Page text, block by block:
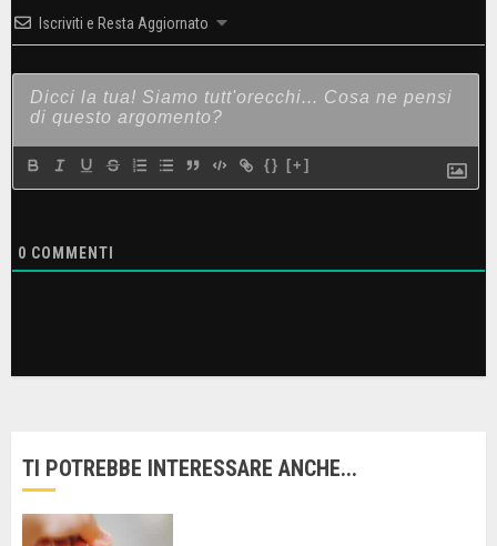
Iscriviti e Resta Aggiornato
{} [+]
0 COMMENTI
TI POTREBBE INTERESSARE ANCHE...